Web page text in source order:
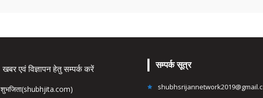
खबर एवं विज्ञापन हेतु सम्पर्क करें
शुभजिता(shubhjita.com)
सम्पर्क सूत्र